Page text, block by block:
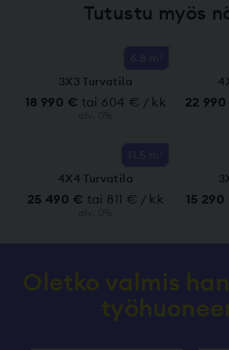
Tutustu myös
3X3 Turvatila
18 990 € tai 604 € / kk 22
4X4 Turvatila
25 490 € tai 811 € / kk 15
Oletko valmis